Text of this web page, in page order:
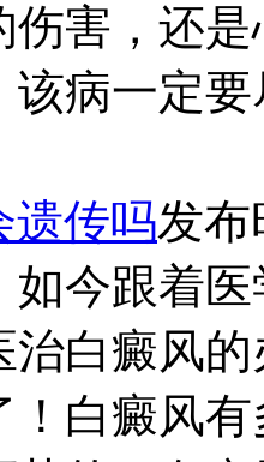
伤害，还
该病一定
遗传吗发布
如今跟着
治白癜风
！白癜风